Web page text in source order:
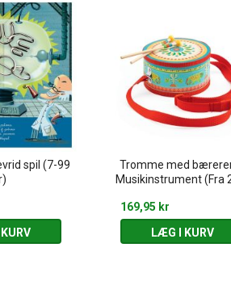
spil (7-99
Tromme med
Musikinstrument (Fra
169,95 kr
LÆG I KURV